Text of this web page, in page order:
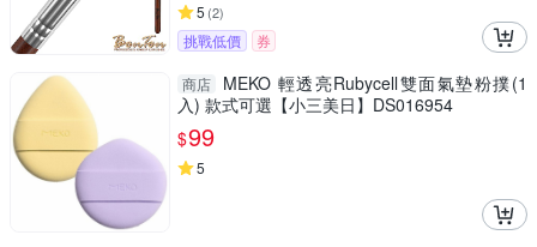
5 (2)
挑戰低價 券
商店
MEKO 輕透亮Rubycell雙面氣墊粉撲(1
入) 款式可選【小三美日】DS016954
$99
5